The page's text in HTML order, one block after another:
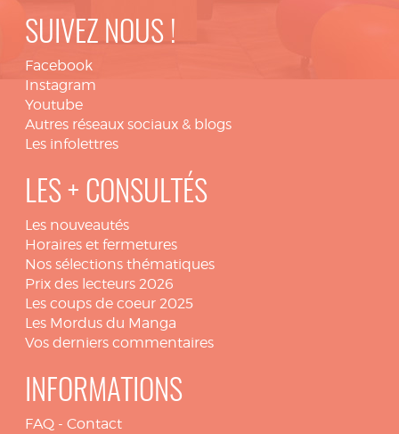
SUIVEZ NOUS !
Facebook
Instagram
Youtube
Autres réseaux sociaux & blogs
Les infolettres
LES + CONSULTÉS
Les nouveautés
Horaires et fermetures
Nos sélections thématiques
Prix des lecteurs 2026
Les coups de coeur 2025
Les Mordus du Manga
Vos derniers commentaires
INFORMATIONS
FAQ - Contact